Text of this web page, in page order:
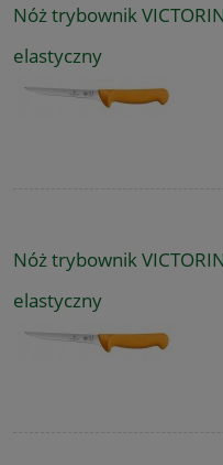
Nóż trybownik
elastyczny
Nóż trybownik
elastyczny